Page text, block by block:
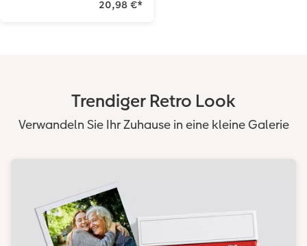
20,98 €*
Trendiger Retro Look
Verwandeln Sie Ihr Zuhause in eine kleine Galerie